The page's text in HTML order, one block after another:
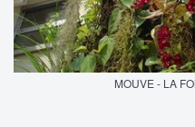
MOUVE - LA